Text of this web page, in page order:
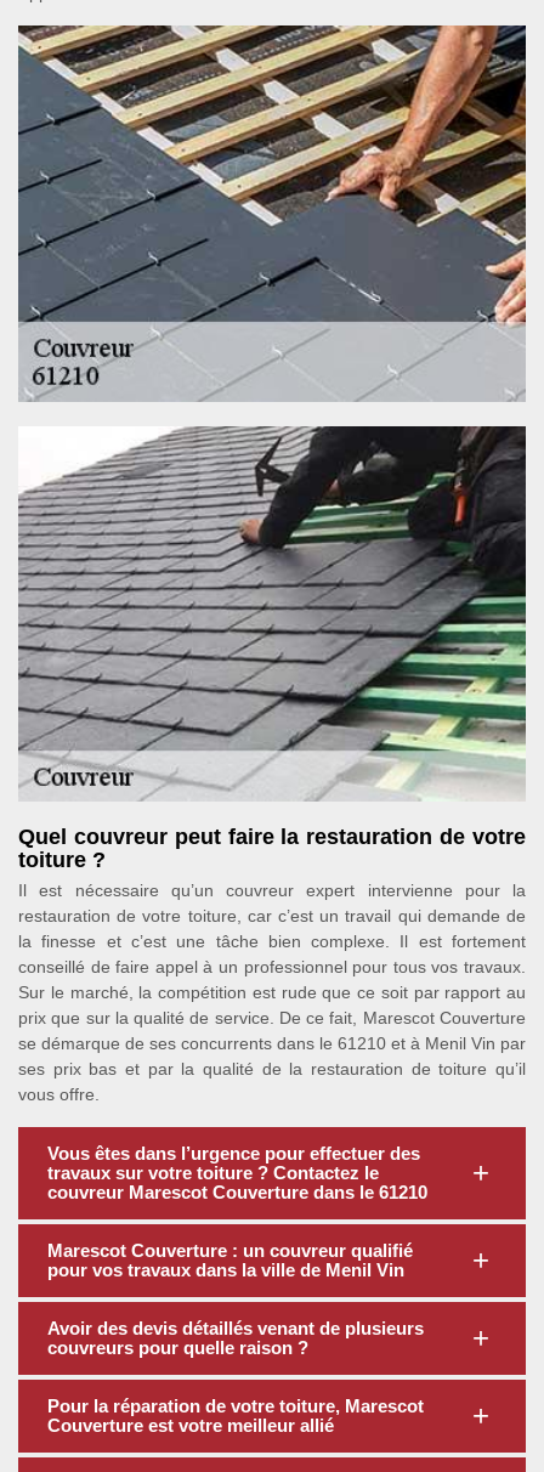
Quel couvreur peut faire la restauration de votre
toiture ?
Il est nécessaire qu’un couvreur expert intervienne pour la
restauration de votre toiture, car c’est un travail qui demande de
la finesse et c’est une tâche bien complexe. Il est fortement
conseillé de faire appel à un professionnel pour tous vos travaux.
Sur le marché, la compétition est rude que ce soit par rapport au
prix que sur la qualité de service. De ce fait, Marescot Couverture
se démarque de ses concurrents dans le 61210 et à Menil Vin par
ses prix bas et par la qualité de la restauration de toiture qu’il
vous offre.
Vous êtes dans l’urgence pour effectuer des
travaux sur votre toiture ? Contactez le
couvreur Marescot Couverture dans le 61210
Marescot Couverture : un couvreur qualifié
pour vos travaux dans la ville de Menil Vin
Avoir des devis détaillés venant de plusieurs
couvreurs pour quelle raison ?
Pour la réparation de votre toiture, Marescot
Couverture est votre meilleur allié